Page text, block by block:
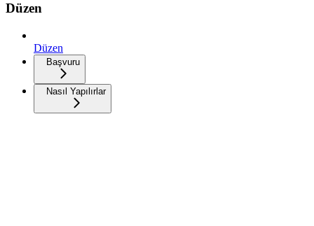
Düzen
Düzen
Başvuru
Nasıl Yapılırlar